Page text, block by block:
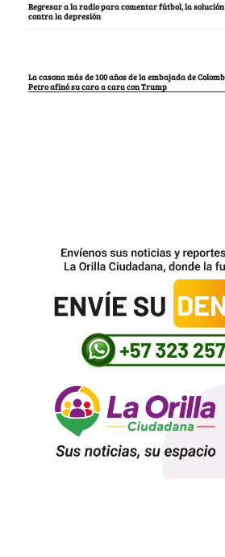
Regresar a la radio para comentar fútbol, la
contra la depresión
La casona más de 100 años de la embajada de
Petro afinó su cara a cara con Trump